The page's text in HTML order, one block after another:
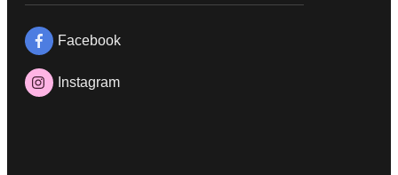
Facebook
Instagram